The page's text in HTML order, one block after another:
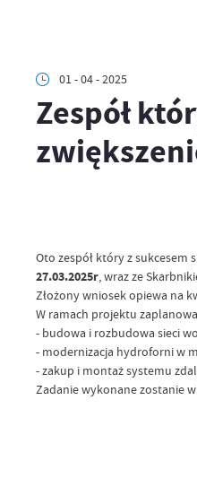
01 - 04 - 2025
Zespół
Oto zespół który z sukcesem
27.03.2025r, wraz ze
Złożony wniosek opiewa na
W ramach projektu
- budowa i rozbudowa sieci
- modernizacja hydroforni w
- zakup i montaż systemu
Zadanie wykonane zostanie